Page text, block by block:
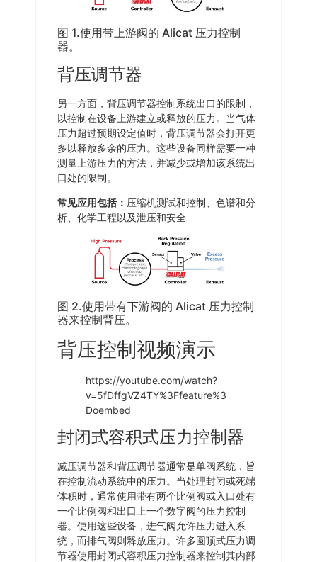
图 1.使用带上游阀的 Alicat 压力控制
器。
背压调节器
另一方面，背压调节器控制系统出口的限制，
以控制在设备上游建立或释放的压力。当气体
压力超过预期设定值时，背压调节器会打开更
多以释放多余的压力。这些设备同样需要一种
测量上游压力的方法，并减少或增加该系统出
口处的限制。
常见应用包括： 压缩机测试和控制、色谱和分
析、化学工程以及泄压和安全
图 2.使用带有下游阀的 Alicat 压力控制
器来控制背压。
背压控制视频演示
https://youtube.com/watch?
v=5fDffgVZ4TY%3Ffeature%3
Doembed
封闭式容积式压力控制器
减压调节器和背压调节器通常是单阀系统，旨
在控制流动系统中的压力。当处理封闭或死端
体积时，通常使用带有两个比例阀或入口处有
一个比例阀和出口上一个数字阀的压力控制
器。使用这些设备，进气阀允许压力进入系
统，而排气阀则释放压力。许多圆顶式压力调
节器使用封闭式容积压力控制器来控制其内部